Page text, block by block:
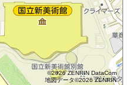
©2026 ZENRIN DataCom
地図データ©2026 ZENRIN